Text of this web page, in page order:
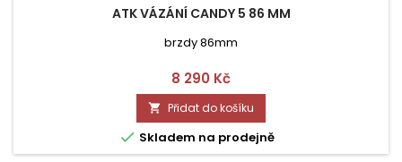
ATK VÁZÁNÍ CANDY 5 86 MM
brzdy 86mm
Cena
8 290 Kč
 Přidat do košíku
 Skladem na prodejně